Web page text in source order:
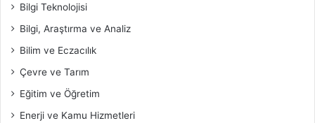
Bilgi Teknolojisi
Bilgi, Araştırma ve Analiz
Bilim ve Eczacılık
Çevre ve Tarım
Eğitim ve Öğretim
Enerji ve Kamu Hizmetleri